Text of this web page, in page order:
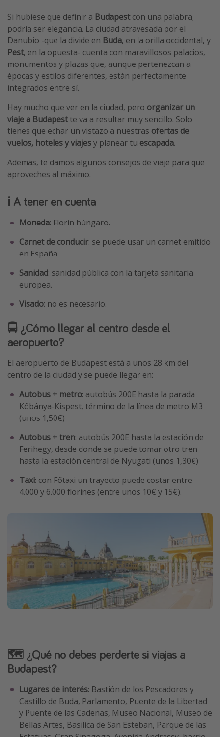
Viaja con musicales
El Rey León el musical
Harry Potter en Londres y otros destinos
Eventos deportivos
Si hubiese que definir a Budapestcon una palabra,
podría ser elegancia. La ciudad atravesada por el
Danubio -que la divide en Buda, en la orilla occidental, y
Pest, en la opuesta- cuenta con maravillosos palacios,
monumentos y plazas que, aunque pertenezcan a
épocas y estilos diferentes, están perfectamente
integrados entre sí.
Hay mucho que ver en la ciudad, pero organizar un
viaje a Budapestte va a resultar muy sencillo. Solo
tienes que echar un vistazo a nuestras ofertas de
vuelos, hoteles y viajesy planear tu escapada.
Además, te damos algunos consejos de viaje para que
aproveches al máximo.
ℹ️ A tener en cuenta
Moneda: Florín húngaro.
Carnet de conducir: se puede usar un carnet emitido
en España.
Sanidad: sanidad pública con la tarjeta sanitaria
europea.
Visado: no es necesario.
🚍 ¿Cómo llegar al centro desde el
aeropuerto?
El aeropuerto de Budapest está a unos 28 km del
centro de la ciudad y se puede llegar en:
Autobus + metro: autobús 200E hasta la parada
Kőbánya-Kispest, término de la línea de metro M3
(unos 1,50€)
Autobus + tren: autobús 200E hasta la estación de
Ferihegy, desde donde se puede tomar otro tren
hasta la estación central de Nyugati (unos 1,30€)
Taxi: con Főtaxi un trayecto puede costar entre
4.000 y 6.000 florines (entre unos 10€ y 15€).
🗺️ ¿Qué no debes perderte si viajas a
Budapest?
Lugares de interés: Bastión de los Pescadores y
Castillo de Buda, Parlamento, Puente de la Libertad
y Puente de las Cadenas, Museo Nacional, Museo de
Bellas Artes, Basílica de San Esteban, Parque de las